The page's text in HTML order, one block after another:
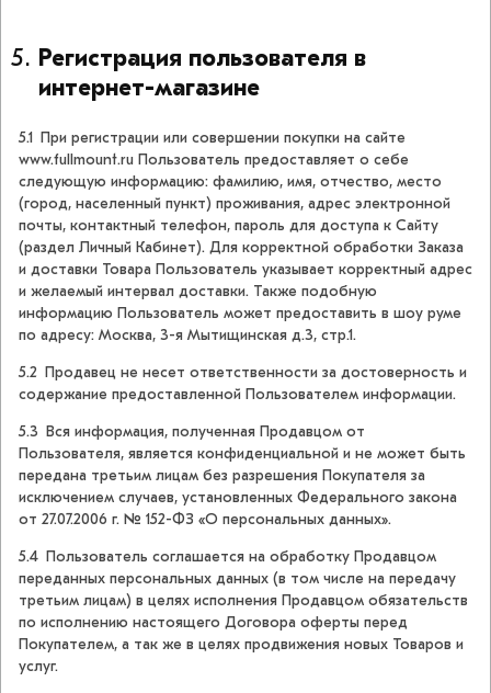
Регистрация пользователя в
интернет-магазине
5.1 При регистрации или совершении покупки на сайте
www.fullmount.ru Пользователь предоставляет о себе
следующую информацию: фамилию, имя, отчество, место
(город, населенный пункт) проживания, адрес электронной
почты, контактный телефон, пароль для доступа к Сайту
(раздел Личный Кабинет). Для корректной обработки Заказа
и доставки Товара Пользователь указывает корректный адрес
и желаемый интервал доставки. Также подобную
информацию Пользователь может предоставить в шоу руме
по адресу: Москва, 3-я Мытищинская д.3, стр.1.
5.2 Продавец не несет ответственности за достоверность и
содержание предоставленной Пользователем информации.
5.3 Вся информация, полученная Продавцом от
Пользователя, является конфиденциальной и не может быть
передана третьим лицам без разрешения Покупателя за
исключением случаев, установленных Федерального закона
от 27.07.2006 г. № 152-ФЗ «О персональных данных».
5.4 Пользователь соглашается на обработку Продавцом
переданных персональных данных (в том числе на передачу
третьим лицам) в целях исполнения Продавцом обязательств
по исполнению настоящего Договора оферты перед
Покупателем, а так же в целях продвижения новых Товаров и
услуг.